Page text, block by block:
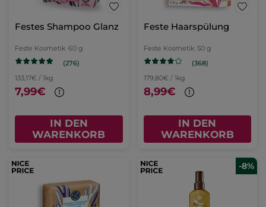
Festes Shampoo Glanz
Feste Kosmetik 60 g
(276)
133,17€ / 1kg
7,99€
IN DEN
WARENKORB
Feste Haarspülung
Feste Kosmetik 50 g
(368)
179,80€ / 1kg
8,99€
IN DEN
WARENKORB
-8%